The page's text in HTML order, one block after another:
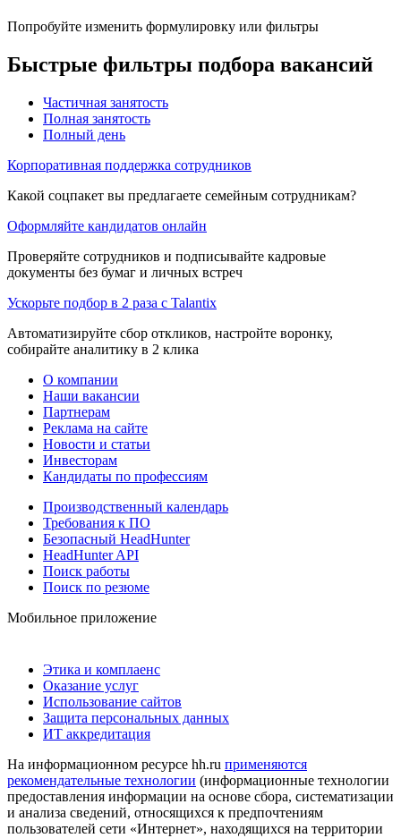
Попробуйте изменить формулировку или фильтры
Быстрые фильтры подбора вакансий
Частичная занятость
Полная занятость
Полный день
Корпоративная поддержка сотрудников
Какой соцпакет вы предлагаете семейным сотрудникам?
Оформляйте кандидатов онлайн
Проверяйте сотрудников и подписывайте кадровые
документы без бумаг и личных встреч
Ускорьте подбор в 2 раза с Talantix
Автоматизируйте сбор откликов, настройте воронку,
собирайте аналитику в 2 клика
О компании
Наши вакансии
Партнерам
Реклама на сайте
Новости и статьи
Инвесторам
Кандидаты по профессиям
Производственный календарь
Требования к ПО
Безопасный HeadHunter
HeadHunter API
Поиск работы
Поиск по резюме
Мобильное приложение
Этика и комплаенс
Оказание услуг
Использование сайтов
Защита персональных данных
ИТ аккредитация
На информационном ресурсе hh.ru применяются
рекомендательные технологии (информационные технологии
предоставления информации на основе сбора, систематизации
и анализа сведений, относящихся к предпочтениям
пользователей сети «Интернет», находящихся на территории